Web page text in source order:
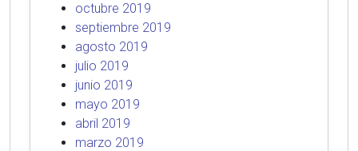
octubre 2019
septiembre 2019
agosto 2019
julio 2019
junio 2019
mayo 2019
abril 2019
marzo 2019